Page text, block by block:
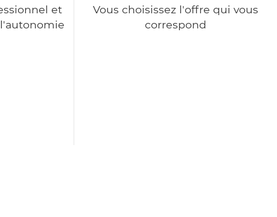
et
Vous choisissez l'offre qui vous
correspond